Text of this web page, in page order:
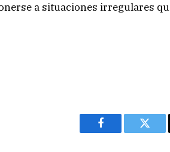
a situaciones irregulares
Facebook